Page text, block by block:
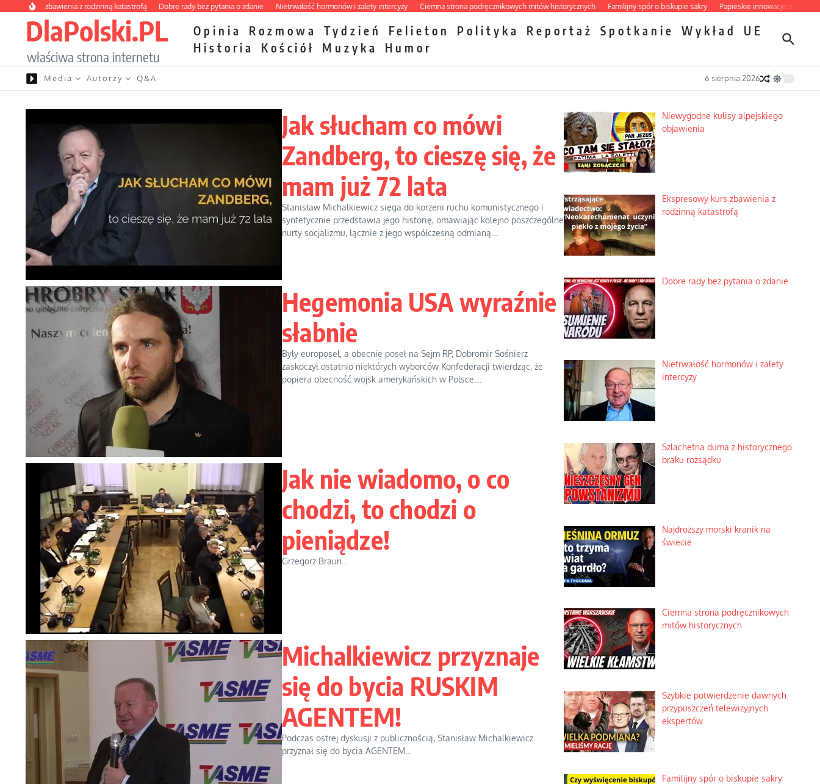
Przejdź do treści
kurs zbawienia z rodzinną katastrofą Dobre rady bez pytania o zdanie Nietrwałość hormonów i zalety intercyzy Ciemna strona podręcznikowych mitów historycznych Familijny spór o biskupie sakry Papieskie innowacje w tradycyjnym
DlaPolski.PL
właściwa strona internetu
Opinia Rozmowa Tydzień Felieton Polityka Reportaż Spotkanie Wykład
UE
Historia
Kościół Muzyka Humor
Media Autorzy Q&A 6 sierpnia 2026
Jak słucham co mówi
Zandberg, to cieszę się, że
mam już 72 lata
Stanisław Michalkiewicz sięga do korzeni ruchu komunistycznego i
syntetycznie przedstawia jego historię, omawiając kolejno poszczególne
nurty socjalizmu, łącznie z jego współczesną odmianą....
Hegemonia USA wyraźnie
słabnie
Były europoseł, a obecnie poseł na Sejm RP, Dobromir Sośnierz
zaskoczył ostatnio niektórych wyborców Konfederacji twierdząc, że
popiera obecność wojsk amerykańskich w Polsce....
Jak nie wiadomo, o co
chodzi, to chodzi o
pieniądze!
Grzegorz Braun...
Michalkiewicz przyznaje
się do bycia RUSKIM
AGENTEM!
Podczas ostrej dyskusji z publicznością, Stanisław Michalkiewicz
przyznał się do bycia AGENTEM...
Niewygodne kulisy alpejskiego
objawienia
Ekspresowy kurs zbawienia z
rodzinną katastrofą
Dobre rady bez pytania o zdanie
Nietrwałość hormonów i zalety
intercyzy
Szlachetna duma z historycznego
braku rozsądku
Najdroższy morski kranik na
świecie
Ciemna strona podręcznikowych
mitów historycznych
Szybkie potwierdzenie dawnych
przypuszczeń telewizyjnych
ekspertów
Familijny spór o biskupie sakry